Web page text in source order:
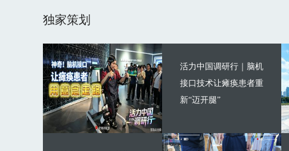
独家策划
活力中国调研行｜脑机
接口技术让瘫痪患者重
新“迈开腿”